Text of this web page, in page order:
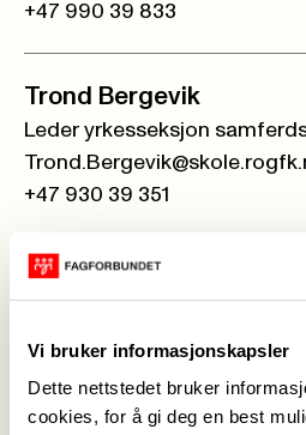
Vi bruker informasjonskapsler
Dette nettstedet bruker
cookies, for å gi deg en best
+47 990 39 833
Trond Bergevik
Leder yrkesseksjon
+47 930 39 351
Silje Svendsen Bakke
+47 959 68 337